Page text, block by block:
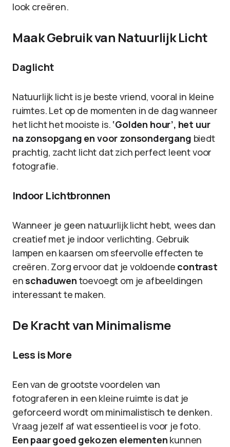
look creëren.
Maak Gebruik van Natuurlijk Licht
Daglicht
Natuurlijk licht is je beste vriend, vooral in kleine
ruimtes. Let op de momenten in de dag wanneer
het licht het mooiste is. ‘Golden hour’, het uur
na zonsopgang en voor zonsondergang biedt
prachtig, zacht licht dat zich perfect leent voor
fotografie.
Indoor Lichtbronnen
Wanneer je geen natuurlijk licht hebt, wees dan
creatief met je indoor verlichting. Gebruik
lampen en kaarsen om sfeervolle effecten te
creëren. Zorg ervoor dat je voldoende contrast
en schaduwen toevoegt om je afbeeldingen
interessant te maken.
De Kracht van Minimalisme
Less is More
Een van de grootste voordelen van
fotograferen in een kleine ruimte is dat je
geforceerd wordt om minimalistisch te denken.
Vraag jezelf af wat essentieel is voor je foto.
Een paar goed gekozen elementen kunnen